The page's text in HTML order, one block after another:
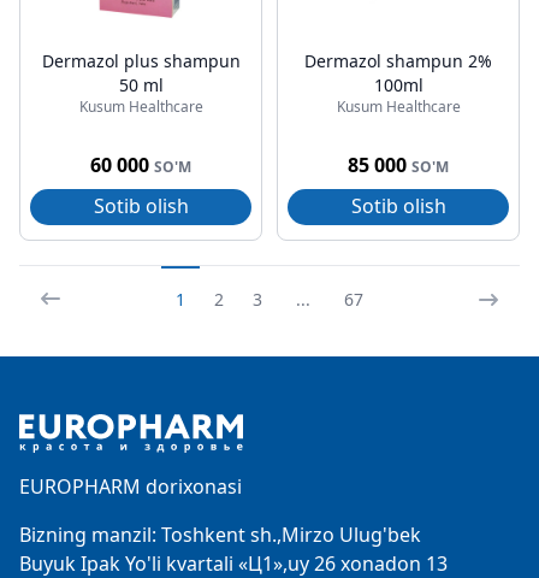
Dermazol plus shampun
50 ml
Kusum Healthcare
60 000 SO'M
Sotib olish
Dermazol shampun 2%
100ml
Kusum Healthcare
85 000 SO'M
Sotib olish
1 2 3 ... 67
EUROPHARM dorixonasi
Bizning manzil: Toshkent sh.,Mirzo Ulug'bek
Buyuk Ipak Yo'li kvartali «Ц1»,uy 26 xonadon 13